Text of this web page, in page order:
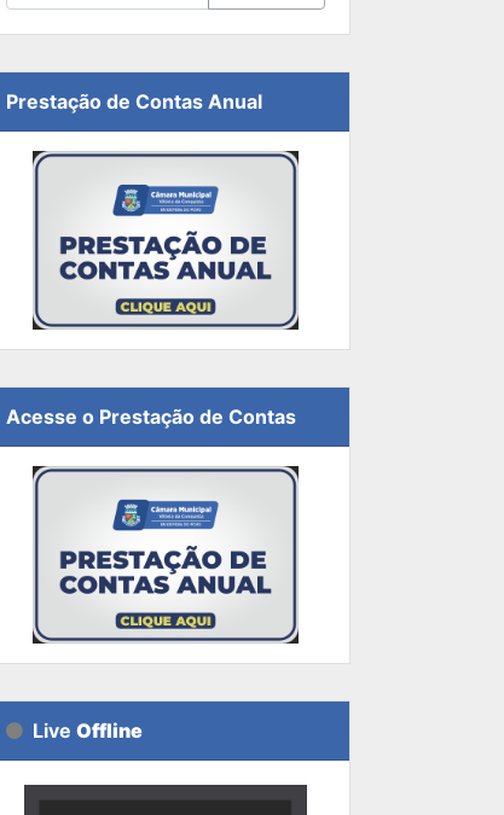
Prestação de Contas Anual
Acesse o Prestação de Contas
Live Offline